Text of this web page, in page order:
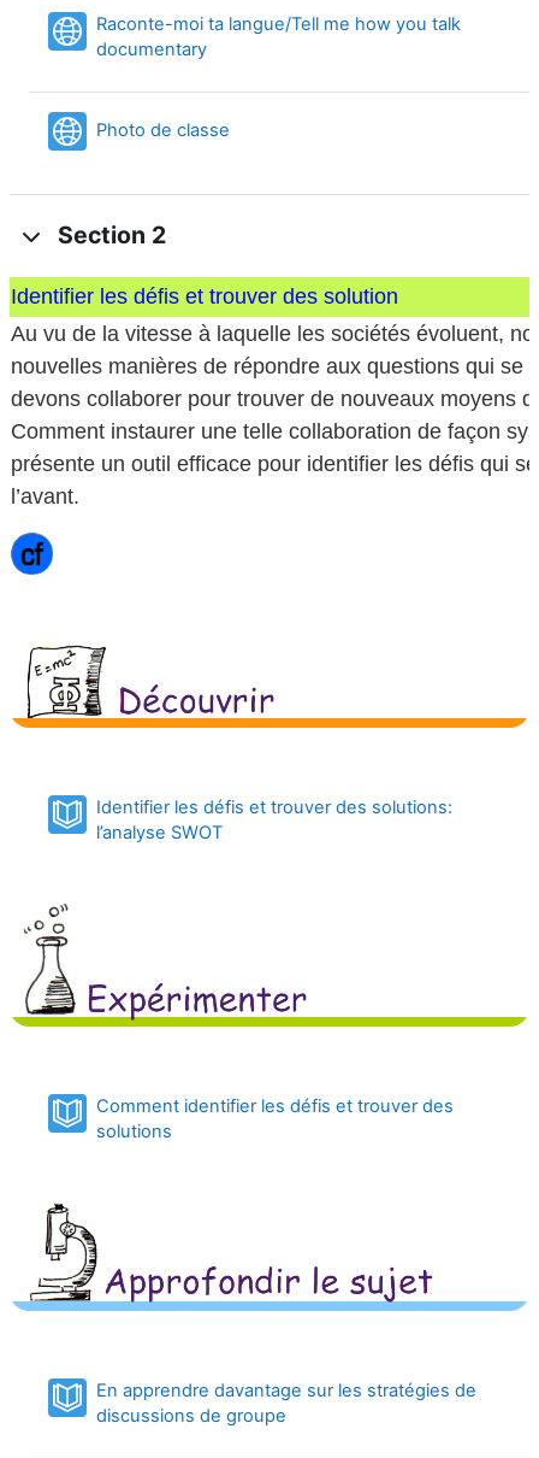
Raconte-moi ta langue/Tell me how you talk
documentaryURL
Photo de classe
Section 2
Identifier les défis et trouver des solution
Au vu de la vitesse à laquelle les sociétés évoluent,
nouvelles manières de répondre aux questions qui se
devons collaborer pour trouver de nouveaux moyens
Comment instaurer une telle collaboration de façon
présente un outil efficace pour identifier les défis qui
l’avant.
Identifier les défis et trouver des solutions:
l’analyse SWOTBook
Comment identifier les défis et trouver des
solutions
En apprendre davantage sur les stratégies de
discussions de groupe